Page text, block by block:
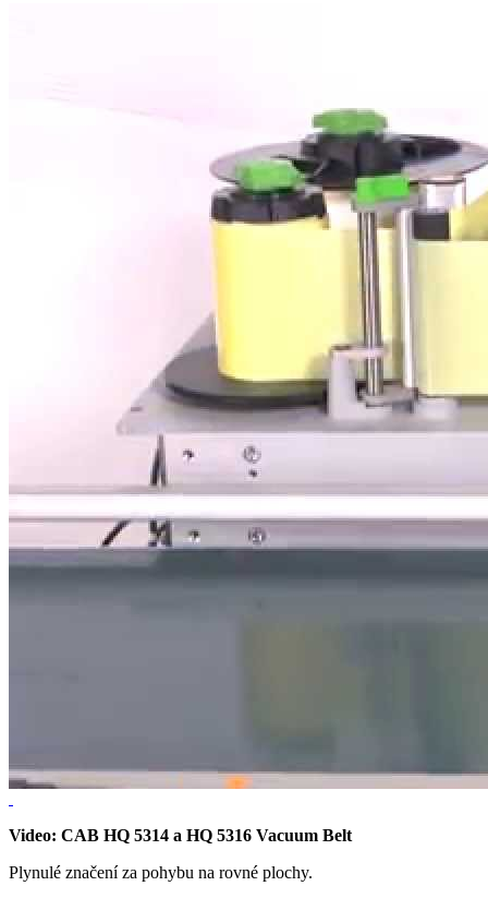
Video: CAB HQ 5314 a HQ 5316 Vacuum Belt
Plynulé značení za pohybu na rovné plochy.